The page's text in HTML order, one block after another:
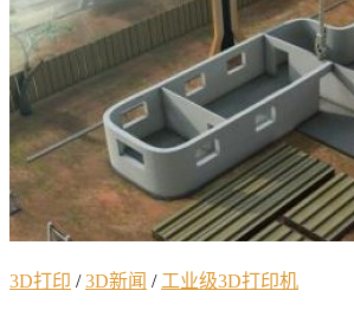
3D打印 /3D新闻 / 工业级3D打印机